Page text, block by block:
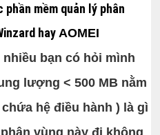
mềm quản lý phân
hay AOMEI
nhiều bạn có hỏi mình
lượng < 500 MB nằm
hệ điều hành ) là gì
vùng này đi không